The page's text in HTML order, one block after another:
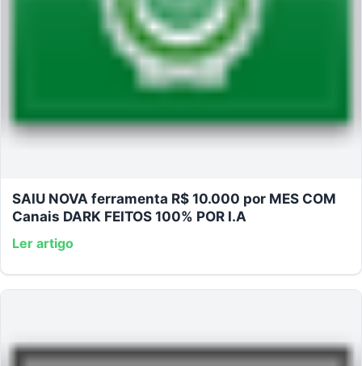
SAIU NOVA ferramenta R$ 10.000 por MES COM
Canais DARK FEITOS 100% POR I.A
Ler artigo